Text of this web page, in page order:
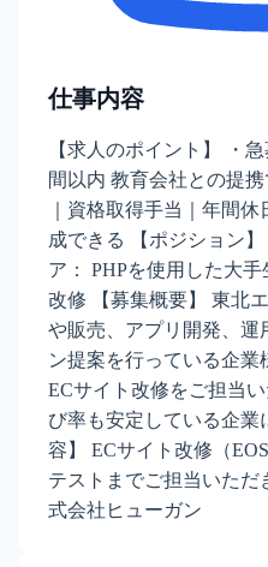
仕事内容
【求人のポイント】 ・
間以内 教育会社との提
｜資格取得手当｜年間
成できる 【ポジション
ア： PHPを使用した大
改修 【募集概要】 東北
や販売、アプリ開発、運
ン提案を行っている企
ECサイト改修をご担当
び率も安定している企業
容】 ECサイト改修（
テストまでご担当いた
式会社ヒューガン